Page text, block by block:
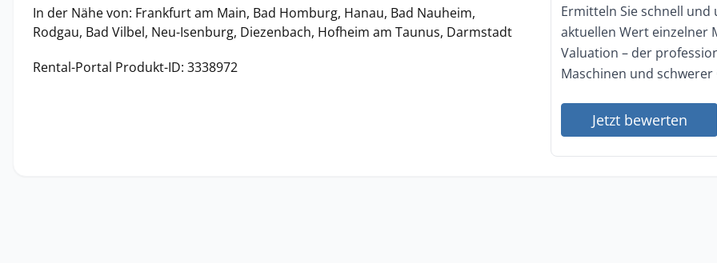
In der Nähe von: Frankfurt am Main, Bad Homburg, Hanau, Bad Nauheim,
Rodgau, Bad Vilbel, Neu-Isenburg, Diezenbach, Hofheim am Taunus, Darmstadt
Rental-Portal Produkt-ID: 3338972
Ermitteln Sie schnell
aktuellen Wert einzelner
Valuation – der
Maschinen und schwerer
Jetzt bewerten